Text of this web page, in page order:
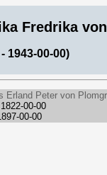
Fredrika
1943-00-00)
Erland Peter von
00-00
00-00